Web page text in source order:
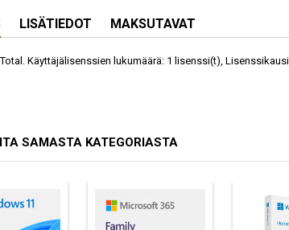
LISÄTIEDOT MAKSUTAVAT
Total. Käyttäjälisenssien lukumäärä: 1 lisenssi(t),
SAMASTA KATEGORIASTA